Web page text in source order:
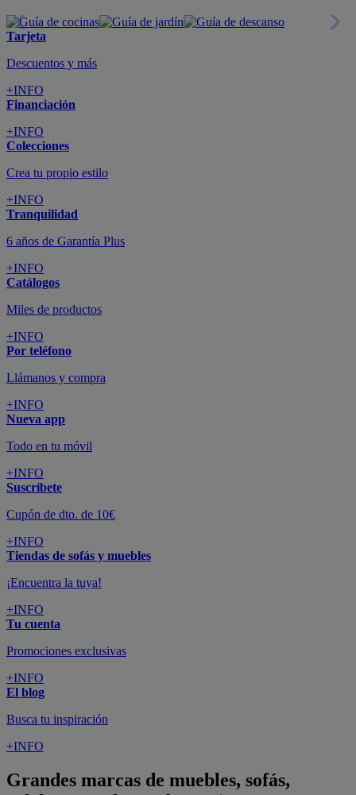
Tarjeta
Descuentos y más
+INFO
Financiación
+INFO
Colecciones
Crea tu propio estilo
+INFO
Tranquilidad
6 años de Garantía Plus
+INFO
Catálogos
Miles de productos
+INFO
Por teléfono
Llámanos y compra
+INFO
Nueva app
Todo en tu móvil
+INFO
Suscríbete
Cupón de dto. de 10€
+INFO
Tiendas de sofás y muebles
¡Encuentra la tuya!
+INFO
Tu cuenta
Promociones exclusivas
+INFO
El blog
Busca tu inspiración
+INFO
Grandes marcas de muebles, sofás,